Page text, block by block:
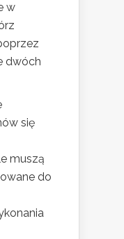
w
dwóch
się
muszą
do